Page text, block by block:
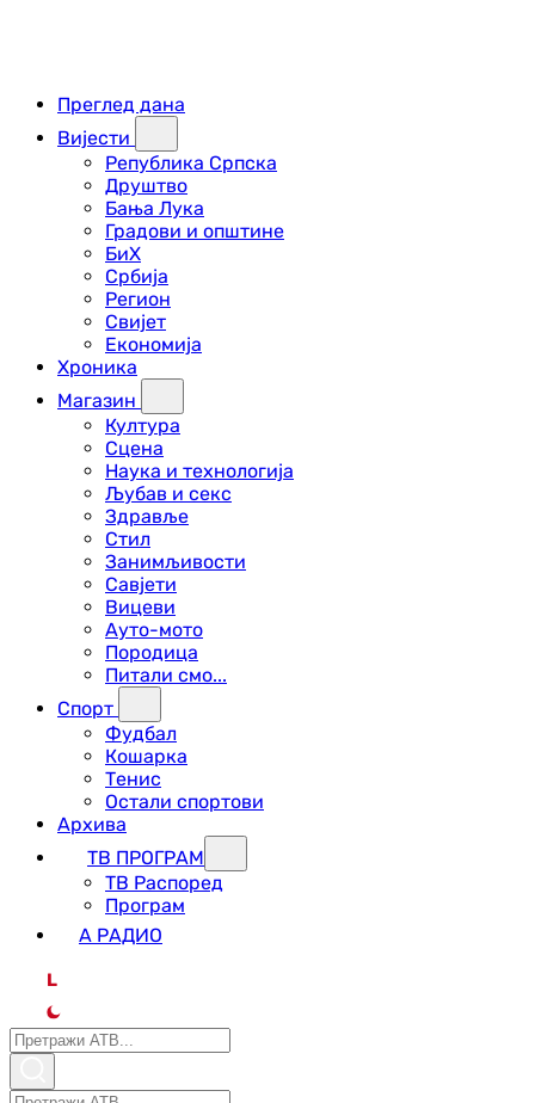
Преглед дана
Вијести
Република Српска
Друштво
Бања Лука
Градови и општине
БиХ
Србија
Регион
Свијет
Економија
Хроника
Магазин
Култура
Сцена
Наука и технологија
Љубав и секс
Здравље
Стил
Занимљивости
Савјети
Вицеви
Ауто-мото
Породица
Питали смо...
Спорт
Фудбал
Кошарка
Тенис
Остали спортови
Архива
ТВ ПРОГРАМ
ТВ Распоред
Програм
А РАДИО
L